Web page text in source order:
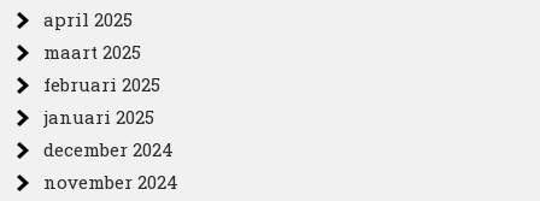
april 2025
maart 2025
februari 2025
januari 2025
december 2024
november 2024